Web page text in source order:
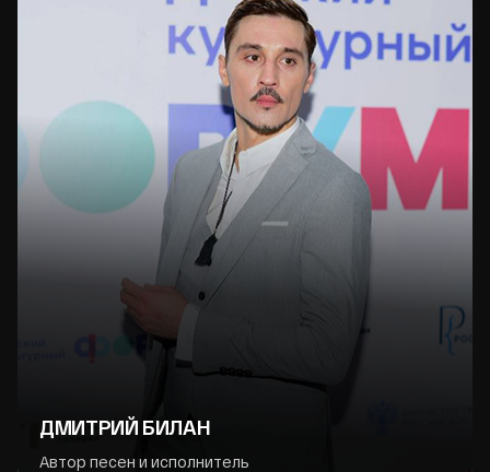
ДМИТРИЙ БИЛАН
Автор песен и исполнитель